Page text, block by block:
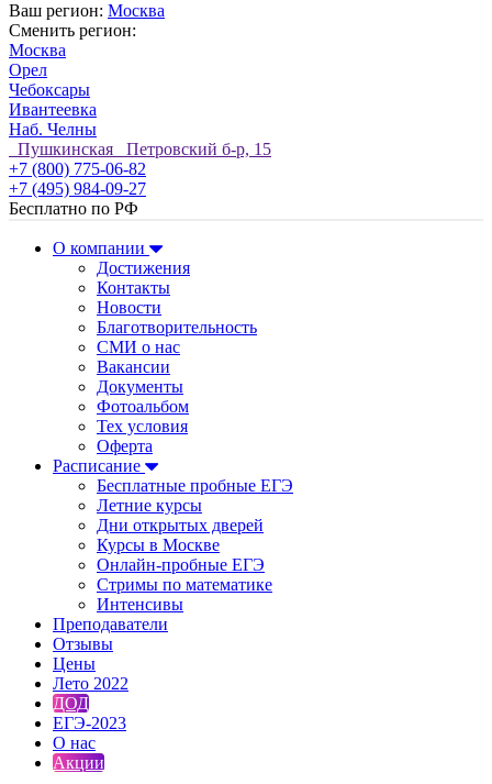
Ваш регион: Москва
Сменить регион:
Москва
Орел
Чебоксары
Ивантеевка
Наб. Челны
Пушкинская Петровский б-р, 15
+7 (800) 775-06-82
+7 (495) 984-09-27
Бесплатно по РФ
О компании
Достижения
Контакты
Новости
Благотворительность
СМИ о нас
Вакансии
Документы
Фотоальбом
Тех условия
Оферта
Расписание
Бесплатные пробные ЕГЭ
Летние курсы
Дни открытых дверей
Курсы в Москве
Онлайн-пробные ЕГЭ
Стримы по математике
Интенсивы
Преподаватели
Отзывы
Цены
Лето 2022
ДОД
ЕГЭ-2023
О нас
Акции